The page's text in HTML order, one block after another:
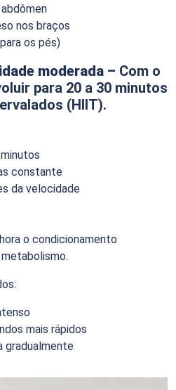
nos braços
os pés)
moderada – Com o
para 20 a 30 minutos
(HIIT).
constante
da velocidade
o condicionamento
mais rápidos
gradualmente